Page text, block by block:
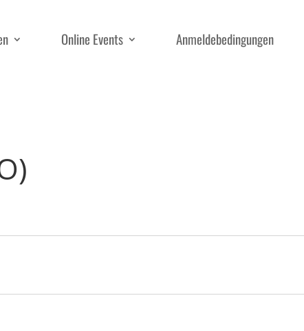
Online Events Anmeldebedingungen